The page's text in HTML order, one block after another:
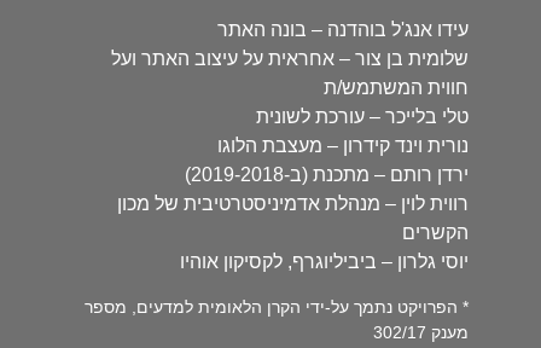
עידו אנג'ל בוהדנה – בונה האתר
שלומית בן צור – אחראית על עיצוב האתר ועל
חווית המשתמש/ת
טלי בלייכר – עורכת לשונית
נורית וינד קידרון – מעצבת הלוגו
ירדן רותם – מתכנת (ב-2019-2018)
רווית לוין – מנהלת אדמיניסטרטיבית של מכון
הקשרים
יוסי גלרון – ביביליוגרף, לקסיקון אוהיו
* הפרויקט נתמך על-ידי הקרן הלאומית למדעים, מספר
מענק 302/17